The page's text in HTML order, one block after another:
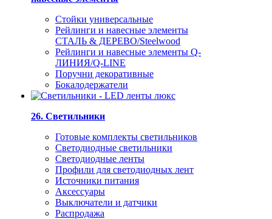
Стойки универсальные
Рейлинги и навесные элементы
СТАЛЬ & ДЕРЕВО/Steelwood
Рейлинги и навесные элементы Q-
ЛИНИЯ/Q-LINE
Поручни декоративные
Бокалодержатели
26. Светильники
Готовые комплекты светильников
Светодиодные светильники
Светодиодные ленты
Профили для светодиодных лент
Источники питания
Аксессуары
Выключатели и датчики
Распродажа